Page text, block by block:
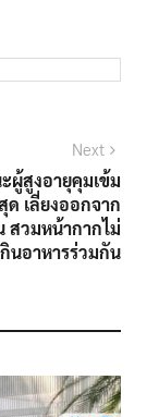
Next
ผู้สูงอายุคุมเข้ม
ด เลี่ยงออกจาก
สวมหน้ากากไม่
กินอาหารร่วมกัน